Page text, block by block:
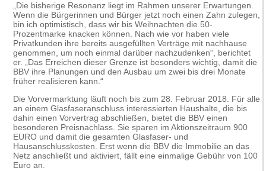
„Die bisherige Resonanz liegt im Rahmen unserer Erwartungen.
Wenn die Bürgerinnen und Bürger jetzt noch einen Zahn zulegen,
bin ich optimistisch, dass wir bis Weihnachten die 50-
Prozentmarke knacken können. Nach wie vor haben viele
Privatkunden ihre bereits ausgefüllten Verträge mit nachhause
genommen, um noch einmal darüber nachzudenken“, berichtet
er. „Das Erreichen dieser Grenze ist besonders wichtig, damit die
BBV ihre Planungen und den Ausbau um zwei bis drei Monate
früher realisieren kann.“
Die Vorvermarktung läuft noch bis zum 28. Februar 2018. Für alle
an einem Glasfaseranschluss interessierten Haushalte, die bis
dahin einen Vorvertrag abschließen, bietet die BBV einen
besonderen Preisnachlass. Sie sparen im Aktionszeitraum 900
EURO und damit die gesamten Glasfaser- und
Hausanschlusskosten. Erst wenn die BBV die Immobilie an das
Netz anschließt und aktiviert, fällt eine einmalige Gebühr von 100
Euro an.